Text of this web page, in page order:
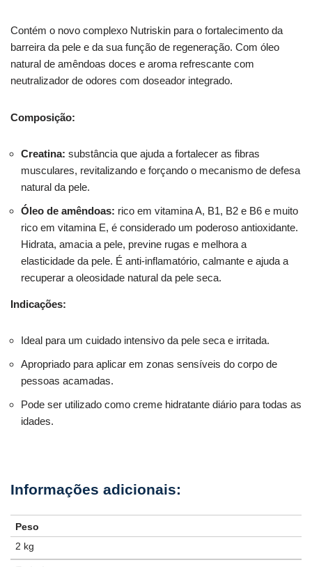
Contém o novo complexo Nutriskin para o fortalecimento da
barreira da pele e da sua função de regeneração. Com óleo
natural de amêndoas doces e aroma refrescante com
neutralizador de odores com doseador integrado.
Composição:
Creatina: substância que ajuda a fortalecer as fibras
musculares, revitalizando e forçando o mecanismo de defesa
natural da pele.
Óleo de amêndoas: rico em vitamina A, B1, B2 e B6 e muito
rico em vitamina E, é considerado um poderoso antioxidante.
Hidrata, amacia a pele, previne rugas e melhora a
elasticidade da pele. É anti-inflamatório, calmante e ajuda a
recuperar a oleosidade natural da pele seca.
Indicações:
Ideal para um cuidado intensivo da pele seca e irritada.
Apropriado para aplicar em zonas sensíveis do corpo de
pessoas acamadas.
Pode ser utilizado como creme hidratante diário para todas as
idades.
Peso
2 kg